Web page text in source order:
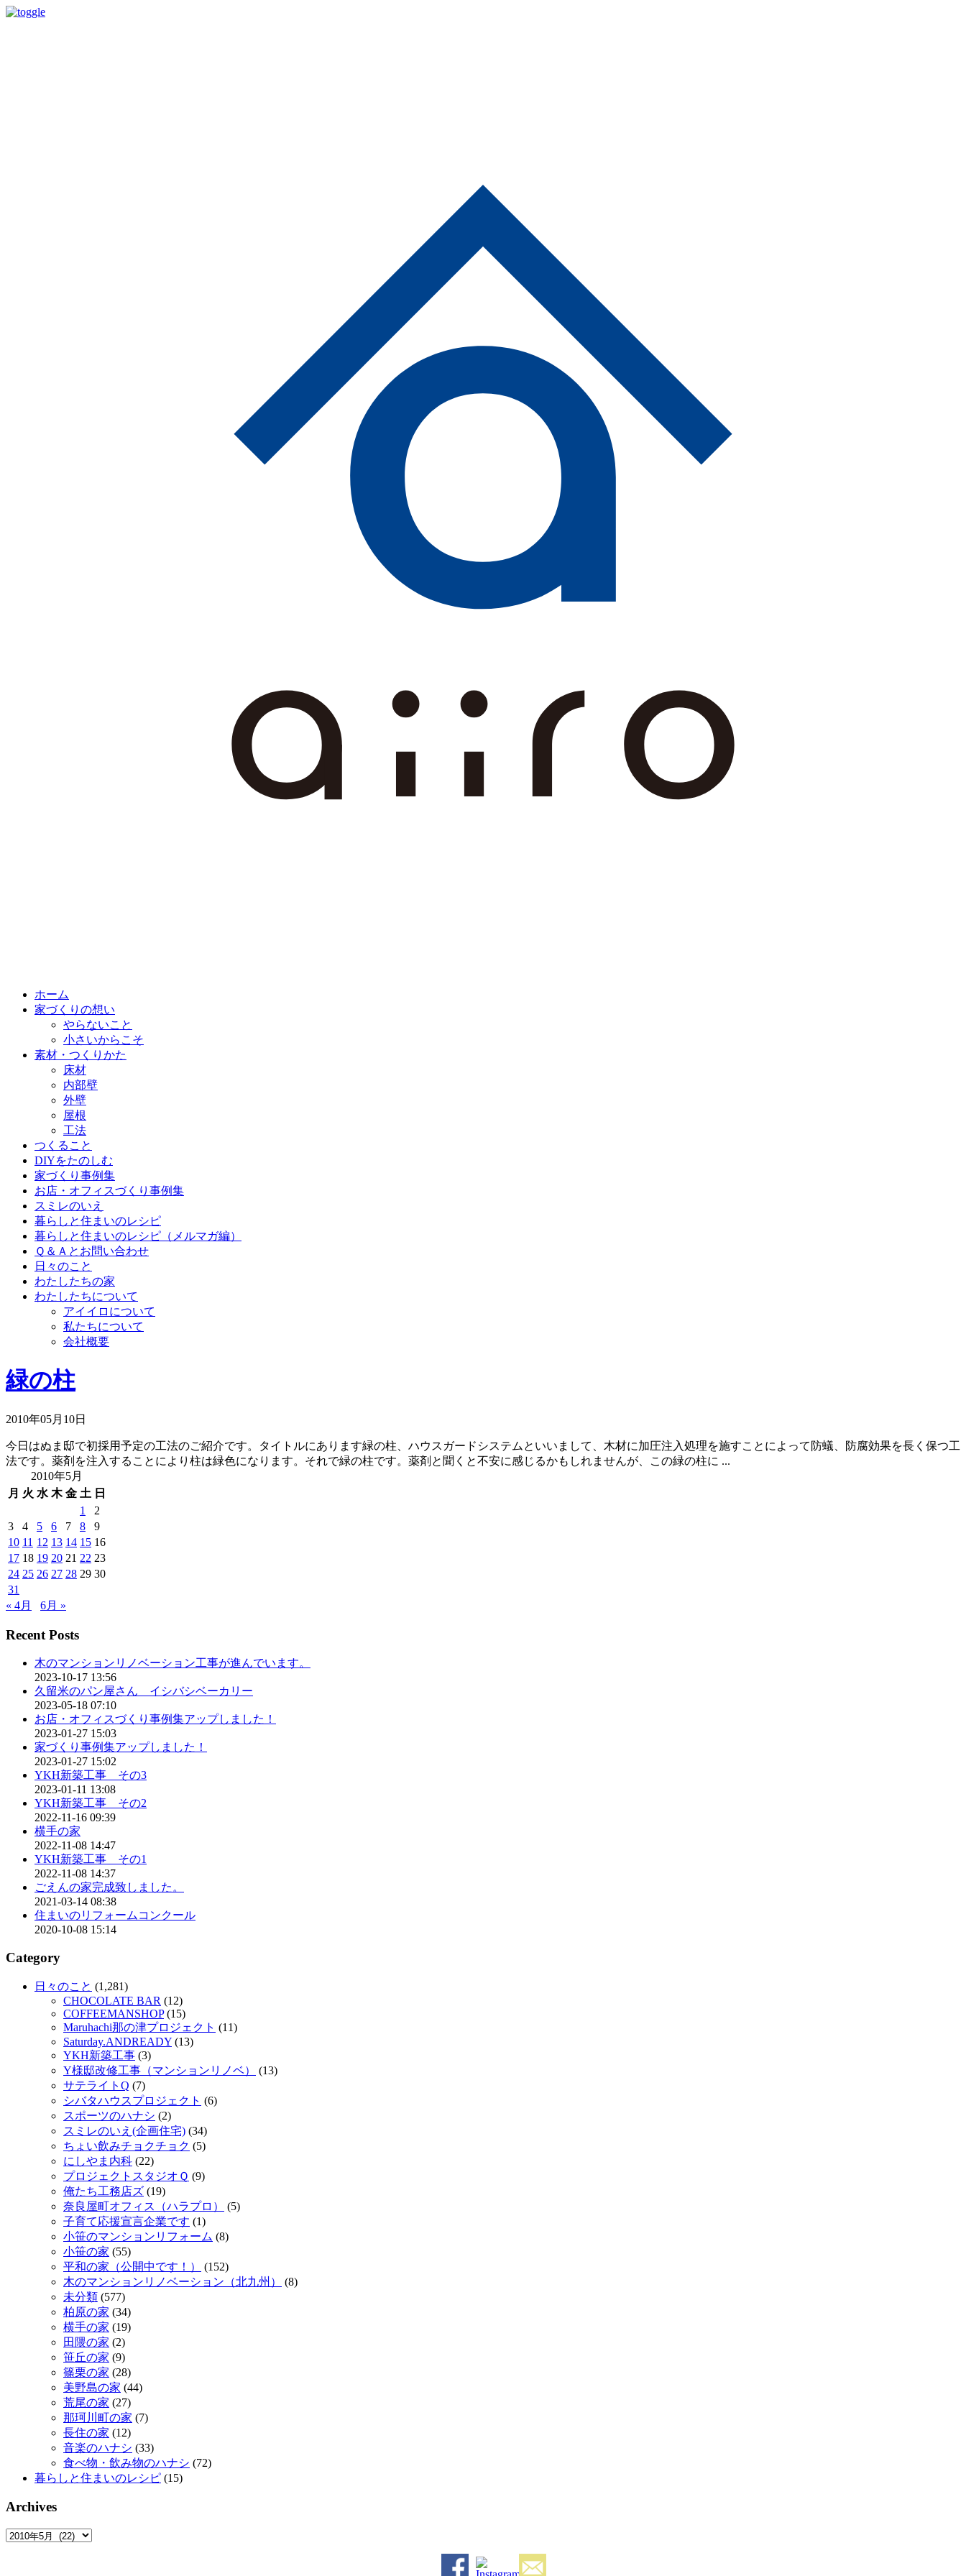
ホーム
家づくりの想い
やらないこと
小さいからこそ
素材・つくりかた
床材
内部壁
外壁
屋根
工法
つくること
DIYをたのしむ
家づくり事例集
お店・オフィスづくり事例集
スミレのいえ
暮らしと住まいのレシピ
暮らしと住まいのレシピ（メルマガ編）
Ｑ＆Ａとお問い合わせ
日々のこと
わたしたちの家
わたしたちについて
アイイロについて
私たちについて
会社概要
緑の柱
2010年05月10日
今日はぬま邸で初採用予定の工法のご紹介です。タイトルにあります緑の柱、ハウスガードシステムといいまして、木材に加圧注入処理を施すことによって防蟻、防腐効果を長く保つ工
法です。薬剤を注入することにより柱は緑色になります。それで緑の柱です。薬剤と聞くと不安に感じるかもしれませんが、この緑の柱に ...
2010年5月
月 火 水 木 金 土 日
1
2
3
4 5 6 7 8
9
10 11 12 13 14 15 16
17 18 19 20 21 22 23
24 25 26 27 28 29 30
31
« 4月
6月 »
Recent Posts
木のマンションリノベーション工事が進んでいます。
2023-10-17 13:56
久留米のパン屋さん イシバシベーカリー
2023-05-18 07:10
お店・オフィスづくり事例集アップしました！
2023-01-27 15:03
家づくり事例集アップしました！
2023-01-27 15:02
YKH新築工事 その3
2023-01-11 13:08
YKH新築工事 その2
2022-11-16 09:39
横手の家
2022-11-08 14:47
YKH新築工事 その1
2022-11-08 14:37
ごえんの家完成致しました。
2021-03-14 08:38
住まいのリフォームコンクール
2020-10-08 15:14
Category
日々のこと (1,281)
CHOCOLATE BAR (12)
COFFEEMANSHOP(15)
Maruhachi那の津プロジェクト (11)
Saturday.ANDREADY (13)
YKH新築工事 (3)
Y様邸改修工事（マンションリノベ）
(13)
サテライトQ (7)
シバタハウスプロジェクト (6)
スポーツのハナシ (2)
スミレのいえ(企画住宅) (34)
ちょい飲みチョクチョク (5)
にしやま内科 (22)
プロジェクトスタジオＱ (9)
俺たち工務店ズ (19)
奈良屋町オフィス（ハラプロ）
(5)
子育て応援宣言企業です (1)
小笹のマンションリフォーム (8)
小笹の家 (55)
平和の家（公開中です！）
(152)
木のマンションリノベーション（北九州）
(8)
未分類 (577)
柏原の家 (34)
横手の家 (19)
田隈の家 (2)
笹丘の家 (9)
篠栗の家 (28)
美野島の家 (44)
荒尾の家 (27)
那珂川町の家 (7)
長住の家 (12)
音楽のハナシ (33)
食べ物・飲み物のハナシ (72)
暮らしと住まいのレシピ (15)
Archives
Archives